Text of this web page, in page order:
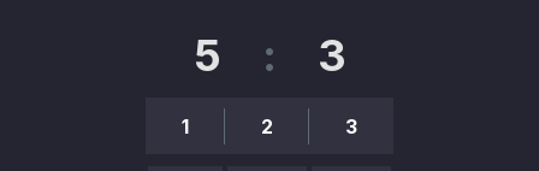
5 : 3
1 2 3